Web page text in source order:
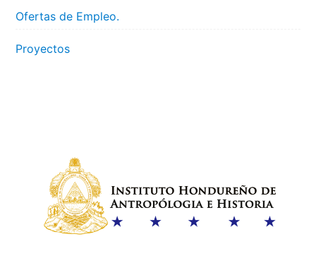
Ofertas de Empleo.
Proyectos